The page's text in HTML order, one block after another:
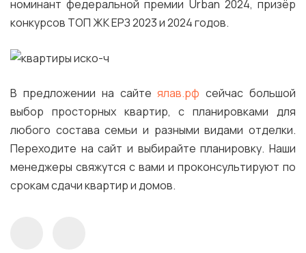
номинант федеральной премии Urban 2024, призёр
конкурсов ТОП ЖК ЕРЗ 2023 и 2024 годов.
В предложении на сайтеялав.рф сейчас большой
выбор просторных квартир, с планировками для
любого состава семьи и разными видами отделки.
Переходите на сайт и выбирайте планировку. Наши
менеджеры свяжутся с вами и проконсультируют по
срокам сдачи квартир и домов.